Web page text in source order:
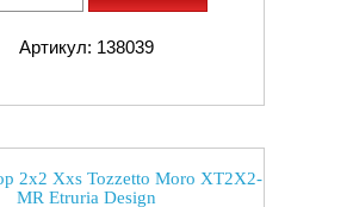
Артикул: 138039
2x2 Xxs Tozzetto Moro XT2X2-
MR Etruria Design